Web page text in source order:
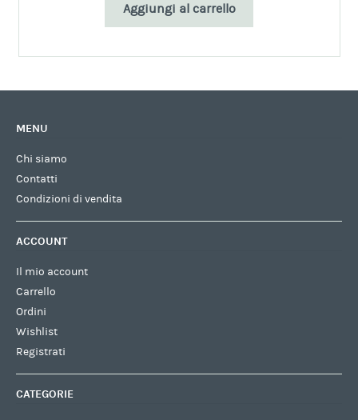
Aggiungi al carrello
MENU
Chi siamo
Contatti
Condizioni di vendita
ACCOUNT
Il mio account
Carrello
Ordini
Wishlist
Registrati
CATEGORIE